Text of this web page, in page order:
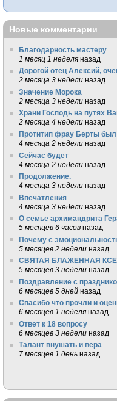
Новые комментарии
Благодарность мастеру
1 месяц 1 неделя назад
Дорогой отец Алексий,
2 месяца 3 недели назад
Значение Морока
2 месяца 3 недели назад
Храни Господь на путях
2 месяца 4 недели назад
Протитип фрау Берты был
4 месяца 2 недели назад
Сейчас будет
4 месяца 2 недели назад
Продолжение.
4 месяца 3 недели назад
Впечатления
4 месяца 3 недели назад
О семье архимандрита
5 месяцев 6 часов назад
Почему с
5 месяцев 2 недели назад
СВЯТАЯ БЛАЖЕННАЯ
5 месяцев 3 недели назад
Поздравление с
6 месяцев 5 дней назад
Спасибо что прочли и
6 месяцев 1 неделя назад
Ответ к 18 вопросу
6 месяцев 3 недели назад
Талант внушать и вера
7 месяцев 1 день назад